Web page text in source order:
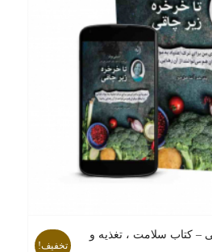
– کتاب سلامت ، تغذیه و
تخفیف!